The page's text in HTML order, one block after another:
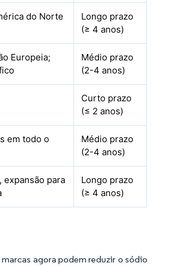
do Norte
Longo prazo
(≥ 4 anos)
Europeia;
Médio prazo
(2-4 anos)
Curto prazo
(≤ 2 anos)
em todo o
Médio prazo
(2-4 anos)
expansão para
Longo prazo
(≥ 4 anos)
agora podem reduzir o sódio